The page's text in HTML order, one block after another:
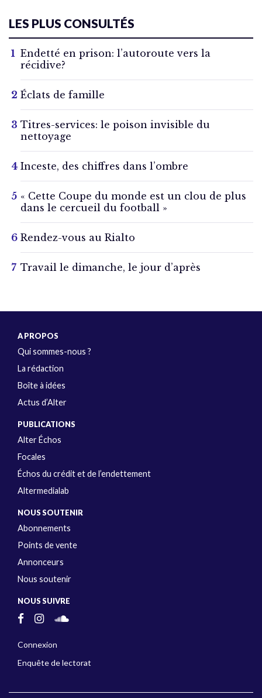
LES PLUS CONSULTÉS
Endetté en prison: l’autoroute vers la
récidive?
Éclats de famille
Titres-services: le poison invisible du
nettoyage
Inceste, des chiffres dans l’ombre
« Cette Coupe du monde est un clou de plus
dans le cercueil du football »
Rendez-vous au Rialto
Travail le dimanche, le jour d’après
A PROPOS
Qui sommes-nous ?
La rédaction
Boîte à idées
Actus d’Alter
PUBLICATIONS
Alter Échos
Focales
Échos du crédit et de l’endettement
Altermedialab
NOUS SOUTENIR
Abonnements
Points de vente
Annonceurs
Nous soutenir
NOUS SUIVRE
Connexion
Enquête de lectorat